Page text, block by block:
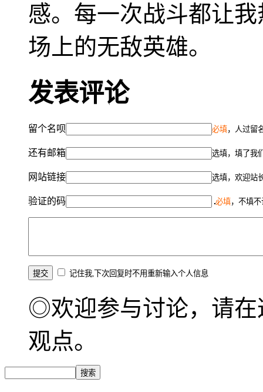
感。每一次战斗都让
场上的无敌英雄。
发表评论
留个名呗 必填，人过留
还有邮箱 选填，填了我
网站链接 选填，欢迎站
验证的码 必填，不填
记住我,下次回复时不用重新输入个人信息
◎欢迎参与讨论，请在
观点。